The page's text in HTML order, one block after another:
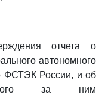
отчета о
автономного
ФСТЭК России, и об
за ним